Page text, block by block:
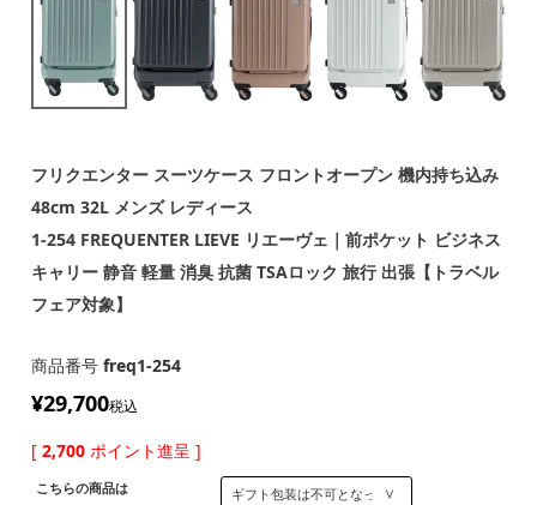
フリクエンター スーツケース フロントオープン 機内持ち込み
48cm 32L メンズ レディース
1-254 FREQUENTER LIEVE リエーヴェ｜前ポケット ビジネス
キャリー 静音 軽量 消臭 抗菌 TSAロック 旅行 出張【トラベル
フェア対象】
商品番号 freq1-254
¥29,700税込
[ 2,700 ポイント進呈 ]
こちらの商品は